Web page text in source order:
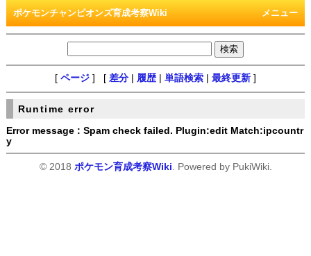
メニュー
ポケモンチャンピオンズ育成考察Wiki
[ ページ ] [ 差分 履歴 単語検索 最終更新 ]
Runtime error
Error message : Spam check failed. Plugin:edit Match:ipcountr
y
© 2018 ポケモン育成考察Wiki . Powered by PukiWiki.